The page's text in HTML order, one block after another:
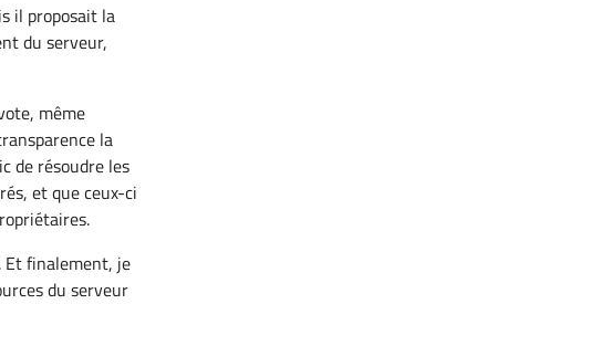
il proposait la
du serveur,
même
la
de résoudre les
et que ceux-ci
Et finalement, je
du serveur